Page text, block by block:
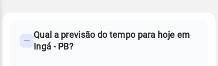
TEMPO
Perguntas
Qual a previsão do tempo para hoje em
Ingá - PB?